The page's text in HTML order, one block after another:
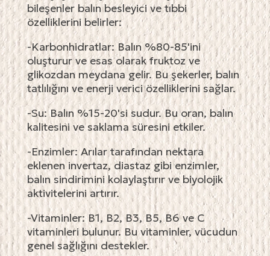
bileşenler balın besleyici ve tıbbi
özelliklerini belirler:
-Karbonhidratlar: Balın %80-85'ini
oluşturur ve esas olarak fruktoz ve
glikozdan meydana gelir. Bu şekerler, balın
tatlılığını ve enerji verici özelliklerini sağlar.
-Su: Balın %15-20'si sudur. Bu oran, balın
kalitesini ve saklama süresini etkiler.
-Enzimler: Arılar tarafından nektara
eklenen invertaz, diastaz gibi enzimler,
balın sindirimini kolaylaştırır ve biyolojik
aktivitelerini artırır.
-Vitaminler: B1, B2, B3, B5, B6 ve C
vitaminleri bulunur. Bu vitaminler, vücudun
genel sağlığını destekler.